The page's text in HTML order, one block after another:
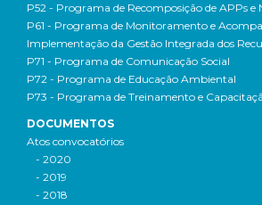
P52 - Programa de Recomposição de APPs e
P61 - Programa de Monitoramento e
Implementação da Gestão Integrada dos
P71 - Programa de Comunicação Social
P72 - Programa de Educação Ambiental
P73 - Programa de Treinamento e
DOCUMENTOS
Atos convocatórios
- 2020
- 2019
- 2018